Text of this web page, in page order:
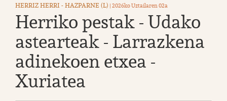
HERRIZ HERRI - HAZPARNE (L) | 2026ko Uztailaren 02a
Herriko pestak - Udako
astearteak - Larrazkena
adinekoen etxea -
Xuriatea